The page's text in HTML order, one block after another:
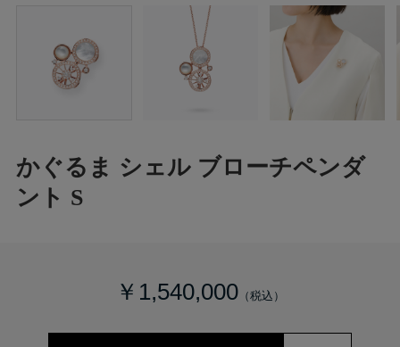
かぐるま シェル ブローチペンダ
ント S
￥1,540,000